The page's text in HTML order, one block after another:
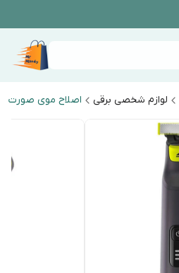
لوازم شخصی برقی اصلاح موی صورت